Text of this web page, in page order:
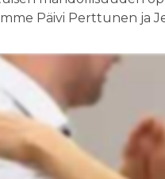
Päivi Perttunen ja